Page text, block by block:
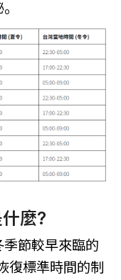
麼?
節較早來臨的
復標準時間的制